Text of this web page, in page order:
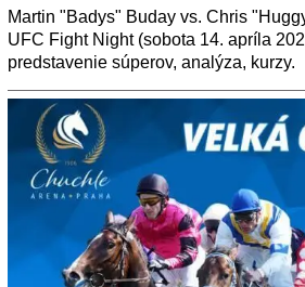
Martin "Badys" Buday vs. Chris
UFC Fight Night (sobota 14. apríla
predstavenie súperov, analýza, kurzy.